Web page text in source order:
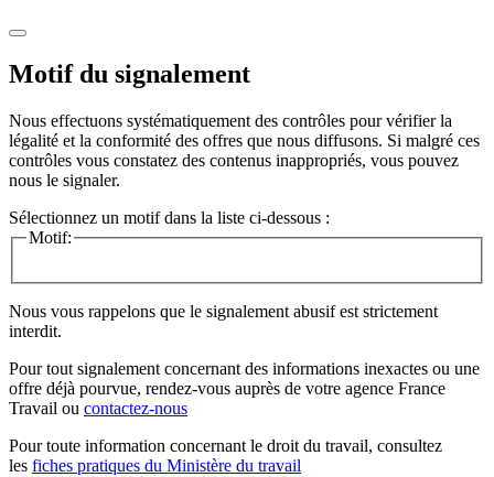
Motif du signalement
Nous effectuons systématiquement des contrôles pour vérifier la
légalité et la conformité des offres que nous diffusons. Si malgré ces
contrôles vous constatez des contenus inappropriés, vous pouvez
nous le signaler.
Sélectionnez un motif dans la liste ci-dessous :
Motif:
Nous vous rappelons que le signalement abusif est strictement
interdit.
Pour tout signalement concernant des informations inexactes ou une
offre déjà pourvue, rendez-vous auprès de votre agence France
Travail ou contactez-nous
Pour toute information concernant le droit du travail, consultez
les fiches pratiques du Ministère du travail